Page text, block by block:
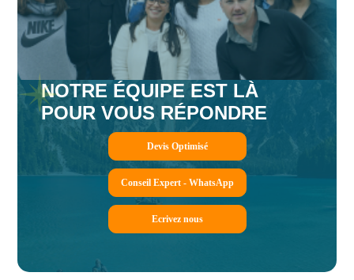
NOTRE ÉQUIPE EST LÀ
POUR VOUS RÉPONDRE
Devis Optimisé
Conseil Expert - WhatsApp
Ecrivez nous